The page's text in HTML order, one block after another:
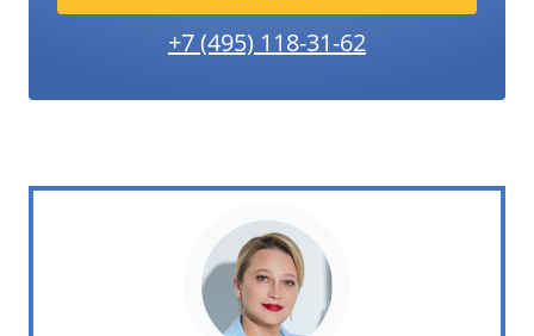
+7 (495) 118-31-62